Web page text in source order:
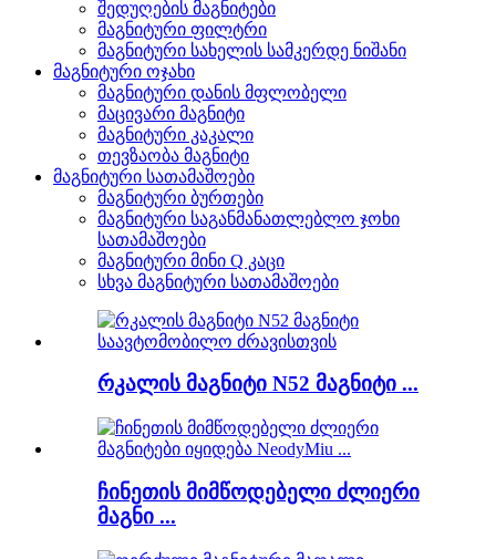
შედუღების მაგნიტები
მაგნიტური ფილტრი
მაგნიტური სახელის სამკერდე ნიშანი
მაგნიტური ოჯახი
მაგნიტური დანის მფლობელი
მაცივარი მაგნიტი
მაგნიტური კაკალი
თევზაობა მაგნიტი
მაგნიტური სათამაშოები
მაგნიტური ბურთები
მაგნიტური საგანმანათლებლო ჯოხი
სათამაშოები
მაგნიტური მინი Q კაცი
სხვა მაგნიტური სათამაშოები
რკალის მაგნიტი N52 მაგნიტი ...
ჩინეთის მიმწოდებელი ძლიერი
მაგნი ...